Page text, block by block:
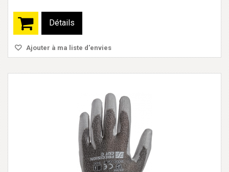
Détails
Ajouter à ma liste d'envies